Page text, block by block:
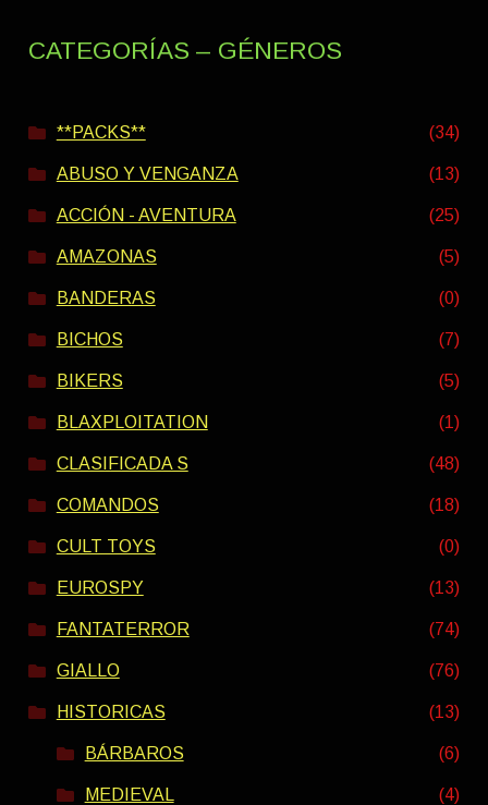
CATEGORÍAS – GÉNEROS
**PACKS** (34)
ABUSO Y VENGANZA (13)
ACCIÓN - AVENTURA (25)
AMAZONAS (5)
BANDERAS (0)
BICHOS (7)
BIKERS (5)
BLAXPLOITATION (1)
CLASIFICADA S (48)
COMANDOS (18)
CULT TOYS (0)
EUROSPY (13)
FANTATERROR (74)
GIALLO (76)
HISTORICAS (13)
BÁRBAROS (6)
MEDIEVAL (4)